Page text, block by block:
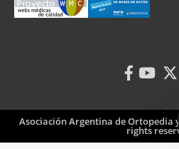
Asociación Argentina de
rights